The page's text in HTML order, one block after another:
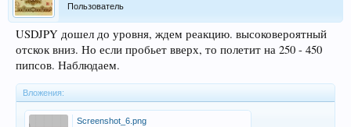
Пользователь
USDJPY дошел до уровня, ждем реакцию. высоковероятный
отскок вниз. Но если пробьет вверх, то полетит на 250 - 450
пипсов. Наблюдаем.
Вложения:
Screenshot_6.png